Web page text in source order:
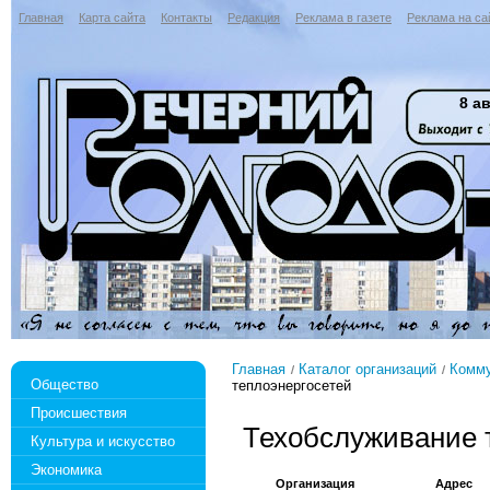
Главная Карта сайта Контакты Редакция Реклама в газете Реклама на
8
Общество
Происшествия
Культура и искусство
Экономика
Главная Каталог организаций
теплоэнергосетей
Техобслуживание
Организация Адрес